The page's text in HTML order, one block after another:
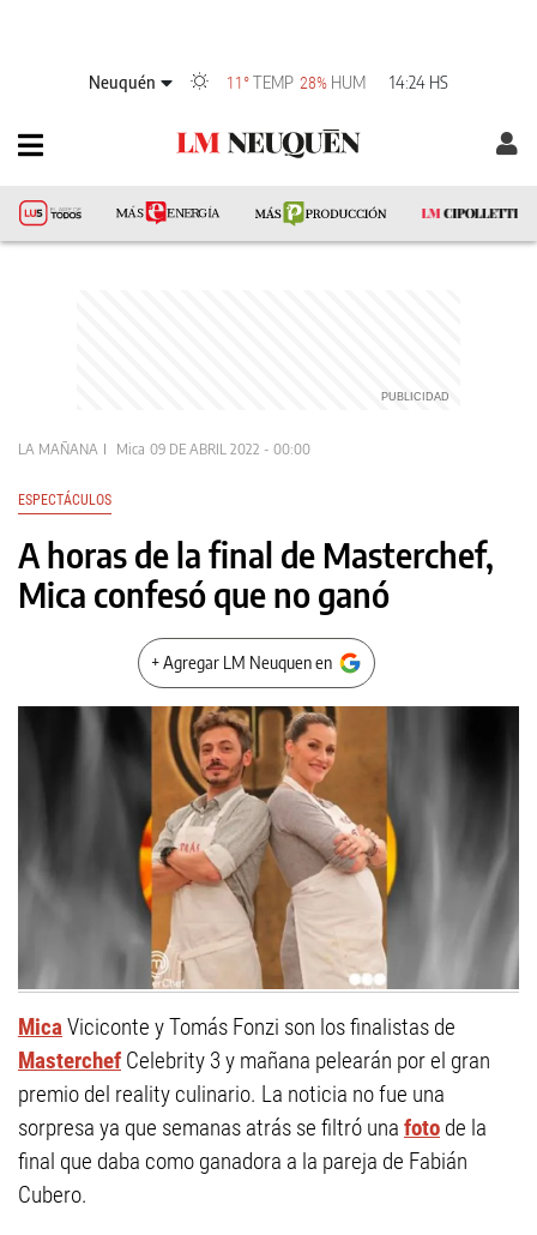
Neuquén 11°TEMP 28% HUM 14:24 HS
LA MAÑANA Mica 09 DE ABRIL 2022 - 00:00
ESPECTÁCULOS
A horas de la final de Masterchef,
Mica confesó que no ganó
+ Agregar LM Neuquen en
MicaViciconte y Tomás Fonzi son los finalistas de
Masterchef Celebrity 3 y mañana pelearán por el gran
premio del reality culinario. La noticia no fue una
sorpresa ya que semanas atrás se filtró una foto de la
final que daba como ganadora a la pareja de Fabián
Cubero.